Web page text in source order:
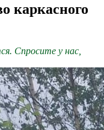
каркасного
Спросите у нас,